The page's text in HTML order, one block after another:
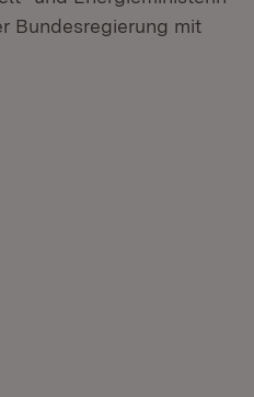
Bundesregierung mit